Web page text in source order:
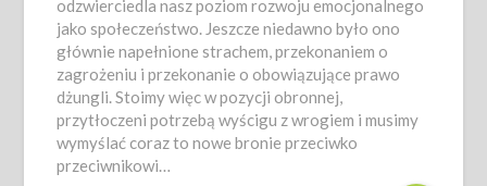
odzwierciedla nasz poziom rozwoju emocjonalnego
jako społeczeństwo. Jeszcze niedawno było ono
głównie napełnione strachem, przekonaniem o
zagrożeniu i przekonanie o obowiązujące prawo
dżungli. Stoimy więc w pozycji obronnej,
przytłoczeni potrzebą wyścigu z wrogiem i musimy
wymyślać coraz to nowe bronie przeciwko
przeciwnikowi…